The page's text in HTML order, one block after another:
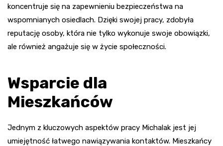
koncentruje się na zapewnieniu bezpieczeństwa na
wspomnianych osiedlach. Dzięki swojej pracy, zdobyła
reputację osoby, która nie tylko wykonuje swoje obowiązki,
ale również angażuje się w życie społeczności.
Wsparcie dla
Mieszkańców
Jednym z kluczowych aspektów pracy Michalak jest jej
umiejętność łatwego nawiązywania kontaktów. Mieszkańcy